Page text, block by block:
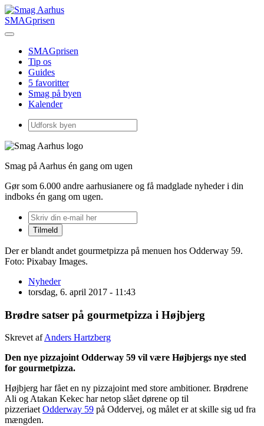
SMAGprisen
SMAGprisen
Tip os
Guides
5 favoritter
Smag på byen
Kalender
Smag på Aarhus én gang om ugen
Gør som 6.000 andre aarhusianere og få madglade nyheder i din
indboks én gang om ugen.
Der er blandt andet gourmetpizza på menuen hos Odderway 59.
Foto: Pixabay Images.
Nyheder
torsdag, 6. april 2017 - 11:43
Brødre satser på gourmetpizza i Højbjerg
Skrevet afAnders Hartzberg
Den nye pizzajoint Odderway 59 vil være Højbjergs nye sted
for gourmetpizza.
Højbjerg har fået en ny pizzajoint med store ambitioner. Brødrene
Ali og Atakan Kekec har netop slået dørene op til
pizzeriaetOdderway 59 på Oddervej, og målet er at skille sig ud fra
mængden.